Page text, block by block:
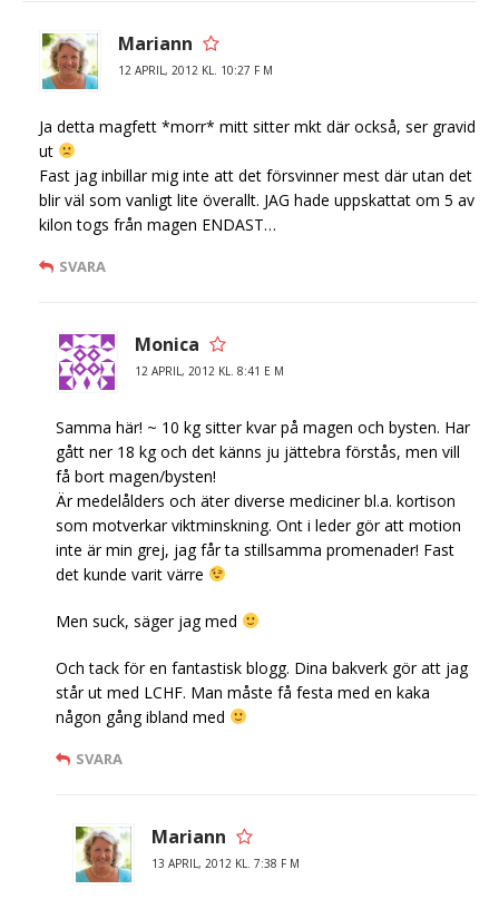
Mariann
12 APRIL, 2012 KL. 10:27 F M
Ja detta magfett *morr* mitt sitter mkt där också, ser gravid
ut
Fast jag inbillar mig inte att det försvinner mest där utan det
blir väl som vanligt lite överallt. JAG hade uppskattat om 5 av
kilon togs från magen ENDAST…
SVARA
Monica
12 APRIL, 2012 KL. 8:41 E M
Samma här! ~ 10 kg sitter kvar på magen och bysten. Har
gått ner 18 kg och det känns ju jättebra förstås, men vill
få bort magen/bysten!
Är medelålders och äter diverse mediciner bl.a. kortison
som motverkar viktminskning. Ont i leder gör att motion
inte är min grej, jag får ta stillsamma promenader! Fast
det kunde varit värre
Men suck, säger jag med
Och tack för en fantastisk blogg. Dina bakverk gör att jag
står ut med LCHF. Man måste få festa med en kaka
någon gång ibland med
SVARA
Mariann
13 APRIL, 2012 KL. 7:38 F M